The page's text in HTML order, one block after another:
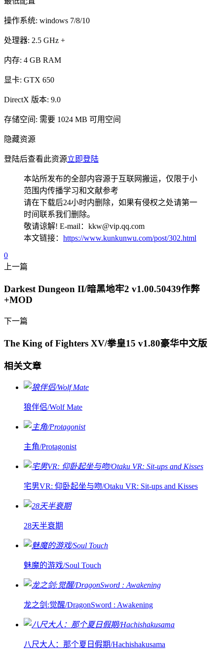
操作系统: windows 7/8/10
处理器: 2.5 GHz +
内存: 4 GB RAM
显卡: GTX 650
DirectX 版本: 9.0
存储空间: 需要 1024 MB 可用空间
隐藏资源
登陆后查看此资源立即登陆
本站所发布的全部内容源于互联网搬运，仅限于小
范围内传播学习和文献参考
请在下载后24小时内删除，如果有侵权之处请第一
时间联系我们删除。
敬请谅解! E-mail：kkw@vip.qq.com
本文链接： https://www.kunkunwu.com/post/302.html
0
上一篇
Darkest Dungeon II/暗黑地牢2 v1.00.50439作弊
+MOD
下一篇
The King of Fighters XV/拳皇15 v1.80豪华中文版
相关文章
狼伴侣/Wolf Mate
主角/Protagonist
宅男VR: 仰卧起坐与吻/Otaku VR: Sit-ups and Kisses
28天半衰期
魅魔的游戏/Soul Touch
龙之剑:觉醒/DragonSword : Awakening
八尺大人：那个夏日假期/Hachishakusama